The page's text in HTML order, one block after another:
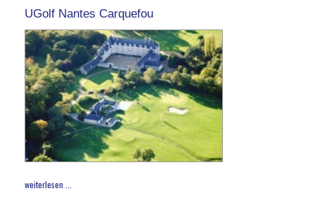
UGolf Nantes Carquefou
weiterlesen ...